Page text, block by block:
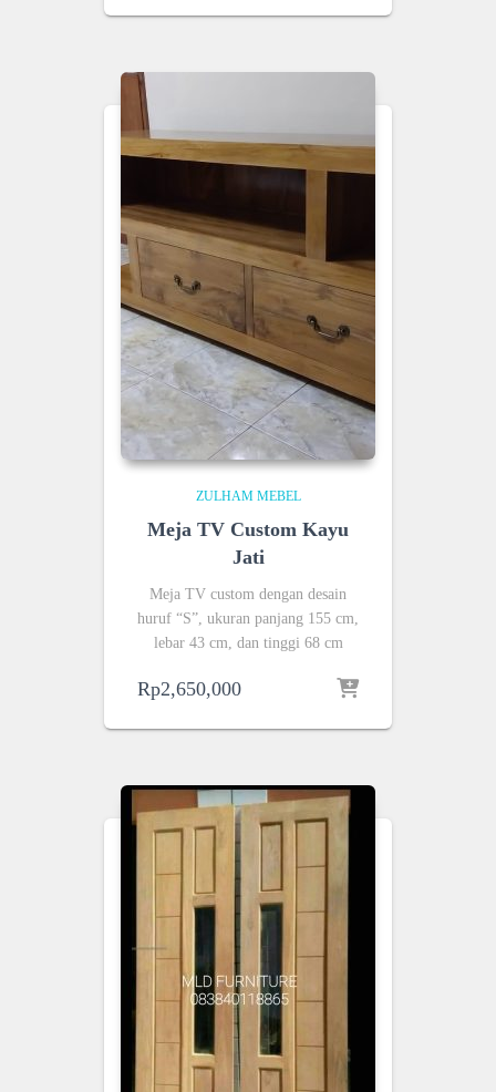
ZULHAM MEBEL
Meja TV Custom Kayu
Jati
Meja TV custom dengan desain
huruf “S”, ukuran panjang 155 cm,
lebar 43 cm, dan tinggi 68 cm
Rp2,650,000